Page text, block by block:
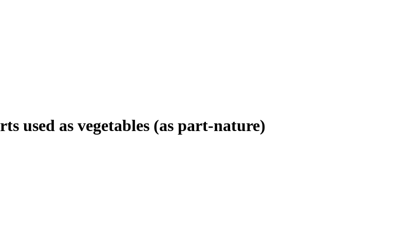
used as vegetables (as part-nature)